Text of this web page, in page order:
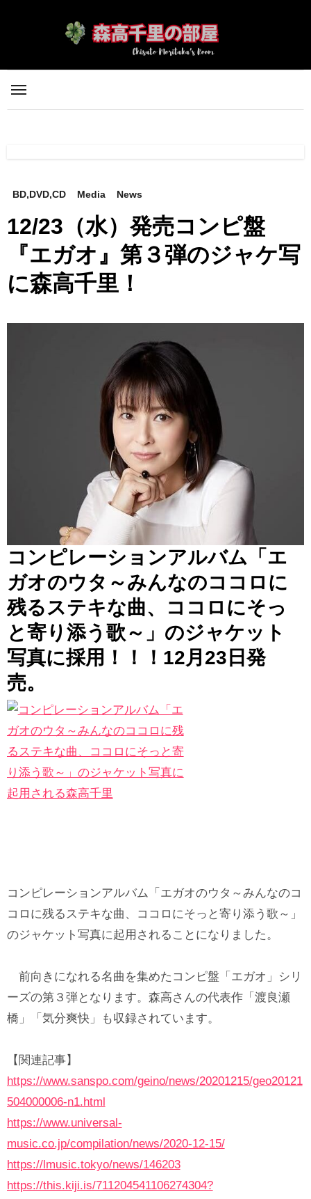
ス
BD,DVD,CD Media News
12/23（水）発売コンピ盤
『エガオ』第３弾のジャケ写
に森高千里！
コンピレーションアルバム「エ
ガオのウタ～みんなのココロに
残るステキな曲、ココロにそっ
と寄り添う歌～」のジャケット
写真に採用！！！12月23日発
売。
コンピレーションアルバム「エガオのウタ～みんなのコ
コロに残るステキな曲、ココロにそっと寄り添う歌～」
のジャケット写真に起用されることになりました。
前向きになれる名曲を集めたコンピ盤「エガオ」シリ
ーズの第３弾となります。森高さんの代表作「渡良瀬
橋」「気分爽快」も収録されています。
【関連記事】
https://www.sanspo.com/geino/news/20201215/geo20121
504000006-n1.html
https://www.universal-
music.co.jp/compilation/news/2020-12-15/
https://lmusic.tokyo/news/146203
https://this.kiji.is/711204541106274304?